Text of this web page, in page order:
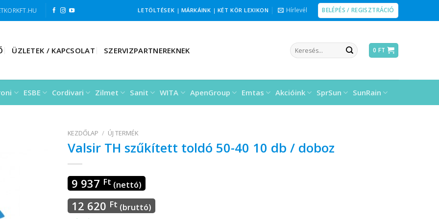
LETÖLTÉSEK | MÁRKÁINK | KÉT KÖR LEXIKON Hírlevél BELÉPÉS / REGISZTRÁCIÓ
ÜZLETEK / KAPCSOLAT SZERVIZPARTNEREKNEK
Keresés
a
0 FT
ESBE Cordivari Zilmet Sanit WITA ApenGroup Emtas Akcióink SprSun SunRain
KEZDŐLAP / ÚJ TERMÉK
Valsir TH szűkített toldó 50-40 10 db / doboz
9 937 Ft (nettó)
12 620 Ft (bruttó)